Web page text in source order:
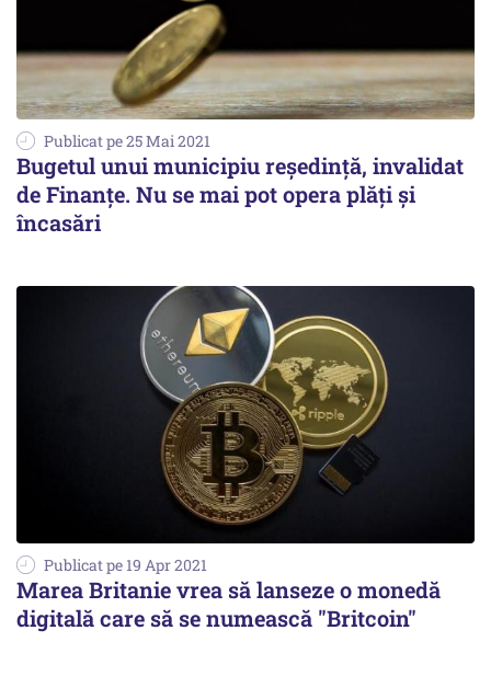
Publicat pe 25 Mai 2021
Bugetul unui municipiu reședință, invalidat
de Finanțe. Nu se mai pot opera plăţi şi
încasări
Publicat pe 19 Apr 2021
Marea Britanie vrea să lanseze o monedă
digitală care să se numească "Britcoin"